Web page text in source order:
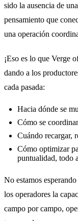
sido la ausencia de
pensamiento que
una operación
¡Eso es lo que Verge
dando a los
cada pasada:
Hacia dónde se
Cómo se
Cuándo recargar,
Cómo optimizar
puntualidad, todo
No estamos
los operadores la
campo por campo,